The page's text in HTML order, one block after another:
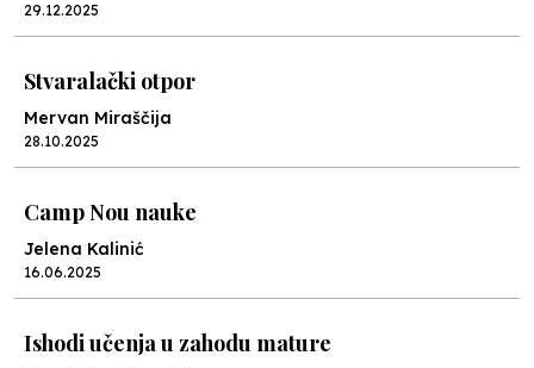
29.12.2025
Stvaralački otpor
Mervan Miraščija
28.10.2025
Camp Nou nauke
Jelena Kalinić
16.06.2025
Ishodi učenja u zahodu mature